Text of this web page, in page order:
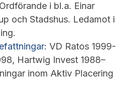
Ordförande i bl.a. Einar
och Stadshus. Ledamot i
VD Ratos 1999-
Hartwig Invest 1988–
inom Aktiv Placering